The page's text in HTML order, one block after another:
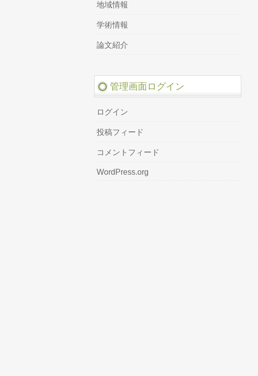
地域情報
学術情報
論文紹介
管理画面ログイン
ログイン
投稿フィード
コメントフィード
WordPress.org